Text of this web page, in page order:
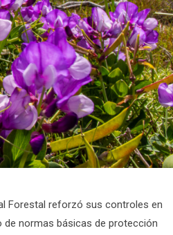
Forestal reforzó sus controles en
de normas básicas de protección